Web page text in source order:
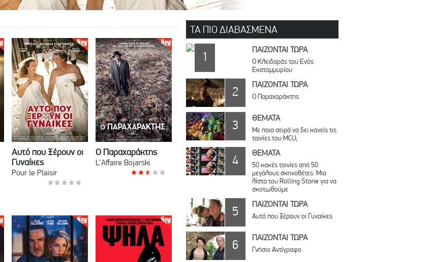
Αυτό που Ξέρουν οι
Γυναίκες
Pour le Plaisir
Ο Παραχαράκτης
L'Affaire Bojarski
ΤΑ ΠΙΟ ΔΙΑΒΑΣΜΕΝΑ
1 ΠΑΙΖΟΝΤΑΙ ΤΩΡΑ
Ο Κλειδαράς του Ενός
Εκατομμυρίου
2 ΠΑΙΖΟΝΤΑΙ ΤΩΡΑ
Ο Παραχαράκτης
3 ΘΕΜΑΤΑ
Με ποια σειρά να δει κανείς τις
ταινίες του MCU;
4 ΘΕΜΑΤΑ
50 κακές ταινίες από 50
μεγάλους σκηνοθέτες: Μια
λίστα του Rolling Stone για να
σκοτωθούμε
5 ΠΑΙΖΟΝΤΑΙ ΤΩΡΑ
Αυτό που Ξέρουν οι Γυναίκες
6 ΠΑΙΖΟΝΤΑΙ ΤΩΡΑ
Γνήσιο Αντίγραφο